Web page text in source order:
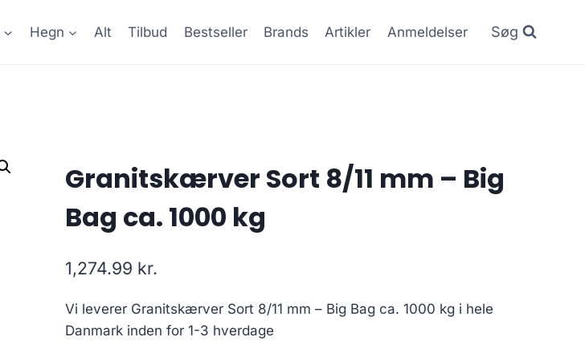
Hegn Alt Tilbud Bestseller Brands Artikler Anmeldelser Søg
Granitskærver Sort 8/11 mm – Big
Bag ca. 1000 kg
1,274.99 kr.
Vi leverer Granitskærver Sort 8/11 mm – Big Bag ca. 1000 kg i hele
Danmark inden for 1-3 hverdage